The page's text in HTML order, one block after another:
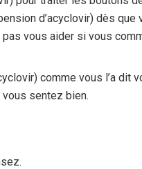
d’acyclovir) dès
vous aider si vous
comme vous l’a dit
sentez bien.